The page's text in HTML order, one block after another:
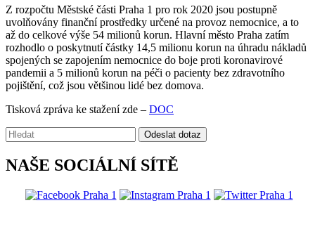
Z rozpočtu Městské části Praha 1 pro rok 2020 jsou postupně
uvolňovány finanční prostředky určené na provoz nemocnice, a to
až do celkové výše 54 milionů korun. Hlavní město Praha zatím
rozhodlo o poskytnutí částky 14,5 milionu korun na úhradu nákladů
spojených se zapojením nemocnice do boje proti koronavirové
pandemii a 5 milionů korun na péči o pacienty bez zdravotního
pojištění, což jsou většinou lidé bez domova.
Tisková zpráva ke stažení zde – DOC
Vyhledávání:
Odeslat dotaz
NAŠE SOCIÁLNÍ SÍTĚ